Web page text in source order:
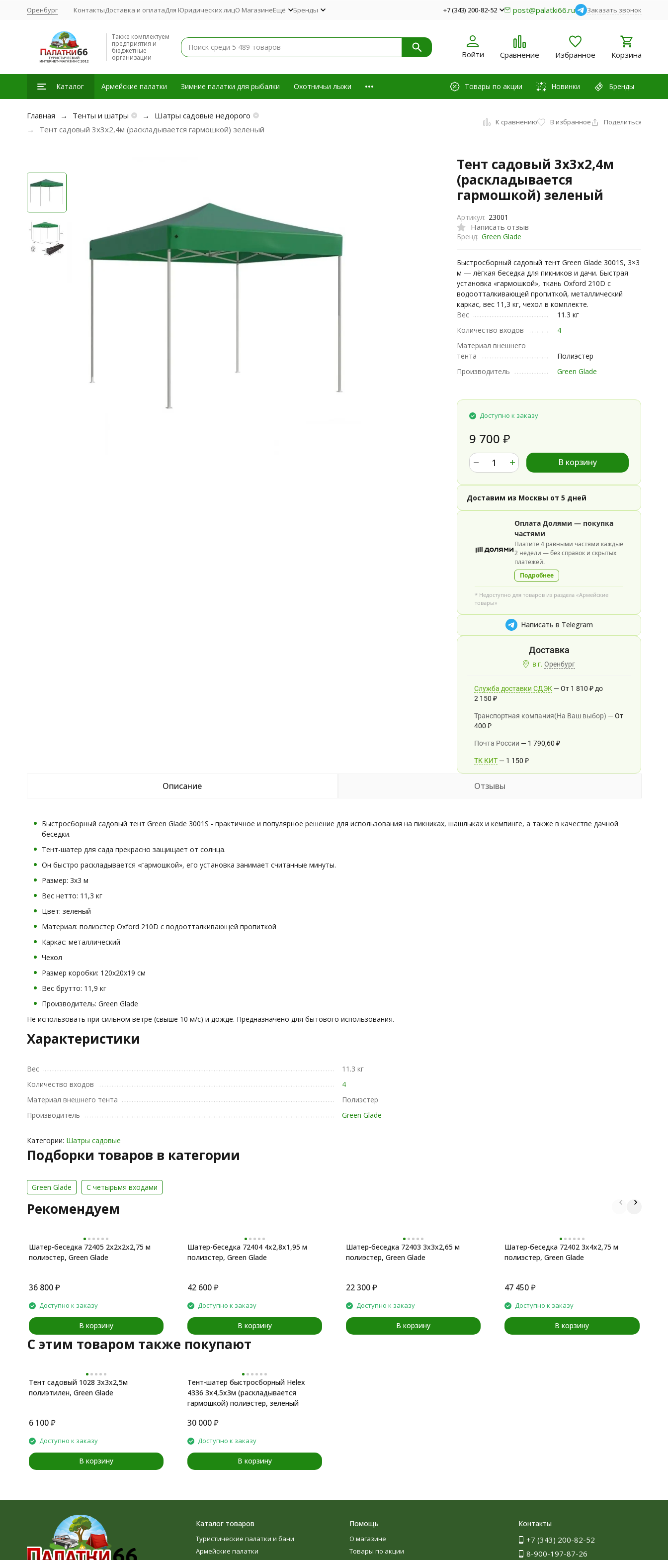
Оренбург КонтактыДоставка и оплатаДля Юридических лицО МагазинеЕщё Бренды +7 (343) 200-82-52 post@palatki66.ru Заказать звонок
Также комплектуем
предприятия и
бюджетные
организации
Войти Сравнение Избранное Корзина
Каталог Армейские палатки Зимние палатки для рыбалки Охотничьи лыжи Товары по акции Новинки Бренды
Главная Тенты и шатры
Шатры садовые недорого
Тент садовый 3х3х2,4м (раскладывается гармошкой) зеленый
К сравнению В избранное Поделиться
Тент садовый 3х3х2,4м
(раскладывается
гармошкой) зеленый
Написать отзыв
Бренд: Green Glade
Артикул: 23001
Быстросборный садовый тент Green Glade 3001S, 3×3
м — лёгкая беседка для пикников и дачи. Быстрая
установка «гармошкой», ткань Oxford 210D с
водоотталкивающей пропиткой, металлический
каркас, вес 11,3 кг, чехол в комплекте.
Вес
11.3 кг
Количество входов
4
Материал внешнего
тента
Полиэстер
Производитель
Green Glade
Доступно к заказу
9 700₽
В корзину
Доставим из Москвы от 5 дней
Оплата Долями — покупка
частями
Платите 4 равными частями каждые
2 недели — без справок и скрытых
платежей.
Подробнее
* Недоступно для товаров из раздела «Армейские
товары»
Написать в Telegram
в г.Оренбург
Служба доставки СДЭК От 1 810₽ до
2 150₽
Транспортная компания(На Ваш выбор)
От
400₽
Почта России 1 790,60₽
ТК КИТ 1 150₽
Описание Отзывы
Быстросборный садовый тент Green Glade 3001S - практичное и популярное решение для использования на пикниках, шашлыках и кемпинге, а также в качестве дачной
беседки.
Тент-шатер для сада прекрасно защищает от солнца.
Он быстро раскладывается «гармошкой», его установка занимает считанные минуты.
Размер: 3х3 м
Вес нетто: 11,3 кг
Цвет: зеленый
Материал: полиэстер Oxford 210D с водоотталкивающей пропиткой
Каркас: металлический
Чехол
Размер коробки: 120х20х19 см
Вес брутто: 11,9 кг
Производитель: Green Glade
Не использовать при сильном ветре (свыше 10 м/с) и дожде. Предназначено для бытового использования.
Характеристики
Вес
11.3 кг
Количество входов
4
Материал внешнего тента
Полиэстер
Производитель
Green Glade
Категории: Шатры садовые
Подборки товаров в категории
Green Glade С четырьмя входами
Рекомендуем
Шатер-беседка 72405 2х2х2x2,75 м
полиэстер, Green Glade
36 800 ₽
Доступно к заказу
В корзину
Шатер-беседка 72404 4х2,8х1,95 м
полиэстер, Green Glade
42 600₽
Доступно к заказу
В корзину
Шатер-беседка 72403 3х3х2,65 м
полиэстер, Green Glade
22 300₽
Доступно к заказу
В корзину
Шатер-беседка 72402 3х4х2,75 м
полиэстер, Green Glade
47 450₽
Доступно к заказу
В корзину
C этим товаром также покупают
Тент садовый 1028 3х3х2,5м
полиэтилен, Green Glade
6 100 ₽
Доступно к заказу
В корзину
Тент-шатер быстросборный Helex
4336 3x4,5х3м (раскладывается
гармошкой) полиэстер, зеленый
30 000₽
Доступно к заказу
В корзину
Каталог товаров
Туристические палатки и бани
Армейские палатки
Помощь
О магазине
Товары по акции
Контакты
+7 (343) 200-82-52
8-900-197-87-26